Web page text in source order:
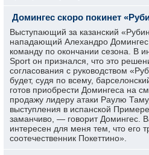
Домингес скоро покинет
Выступающий за казанский
нападающий Алехандро Домингес
команду по окончании сезона. В
Sport он признался, что это
согласования с руководством
будет, судя по всему,
готов приобрести Домингеса на
продажу лидеру атаки Раулю
выступления в испанской
заманчиво, — говорит Домингес.
интересен для меня тем, что его
соотечественник Покеттино».